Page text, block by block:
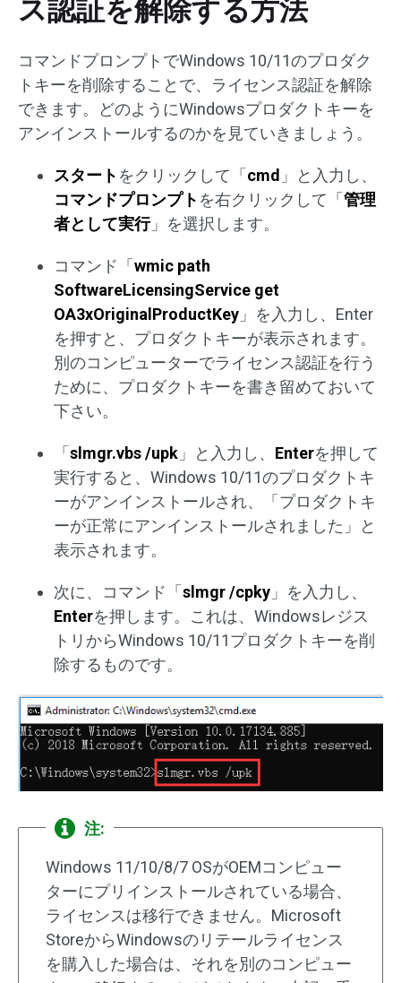
ス認証を解除する方法
コマンドプロンプトでWindows 10/11のプロダク
トキーを削除することで、ライセンス認証を解除
できます。どのようにWindowsプロダクトキーを
アンインストールするのかを見ていきましょう。
スタート をクリックして「 cmd 」と入力し、
コマンドプロンプト を右クリックして「 管理
者として実行」を選択します。
コマンド「 wmic path
SoftwareLicensingService get
OA3xOriginalProductKey 」を入力し、Enter
を押すと、プロダクトキーが表示されます。
別のコンピューターでライセンス認証を行う
ために、プロダクトキーを書き留めておいて
下さい。
「 slmgr.vbs /upk 」と入力し、 Enterを押して
実行すると、Windows 10/11のプロダクトキ
ーがアンインストールされ、「プロダクトキ
ーが正常にアンインストールされました」と
表示されます。
次に、コマンド「 slmgr /cpky 」を入力し、
Enterを押します。これは、Windowsレジス
トリからWindows 10/11プロダクトキーを削
除するものです。
注:
Windows 11/10/8/7 OSがOEMコンピュー
ターにプリインストールされている場合、
ライセンスは移行できません。Microsoft
StoreからWindowsのリテールライセンス
を購入した場合は、それを別のコンピュー